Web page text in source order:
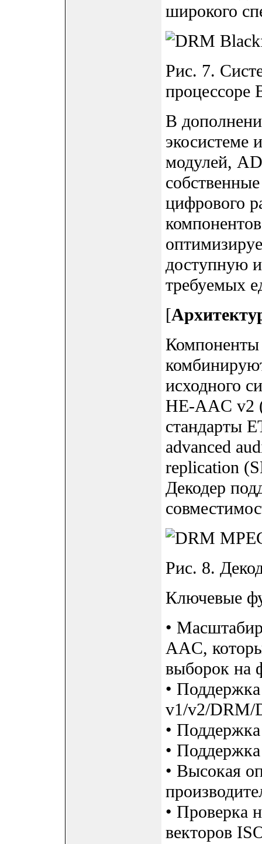
широкого
Рис. 7.
процессоре
В
экосистеме
модулей,
цифрового
доступную
требуемых
[
исходного
HE-AAC v2
стандарты
advanced
replication
Декодер
Рис. 8.
Ключевые
•
AAC,
выборок на
•
v1/v2/DRM/
•
•
• Высокая
• Проверка
векторов